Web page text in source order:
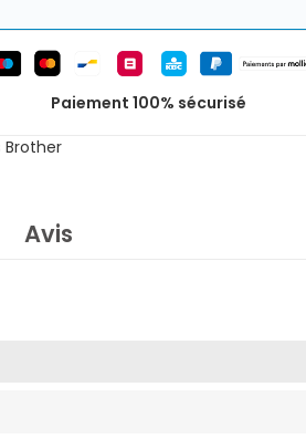
Paiement 100% sécurisé
Avis